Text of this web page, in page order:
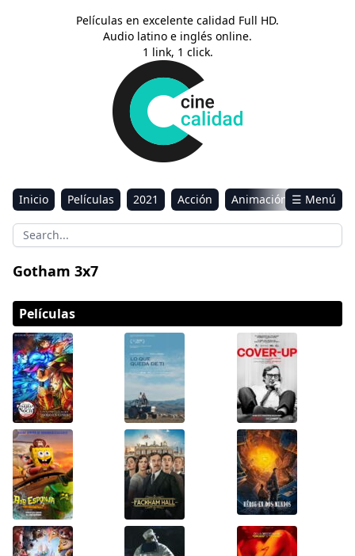
Películas en excelente calidad Full HD.
Audio latino e inglés online.
1 link, 1 click.
Inicio Películas 2021 Acción
Animación
Aventura
Ciencia ficción Comedia
Drama
☰ Menú
Gotham 3x7
Películas